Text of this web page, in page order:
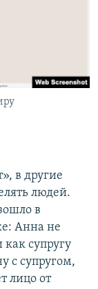
в другие
людей.
в
Анна не
супругу
с супругом,
лицо от